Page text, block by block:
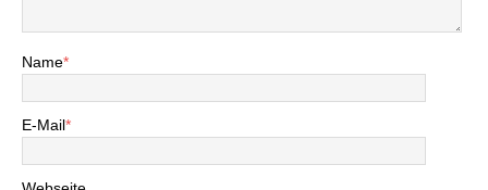
Name*
E-Mail*